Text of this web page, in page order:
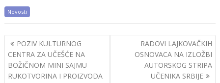
Novosti
Post
navigation
POZIV KULTURNOG
CENTRA ZA UČEŠĆE NA
BOŽIČNOM MINI SAJMU
RUKOTVORINA I PROIZVODA
RADOVI LAJKOVAČKIH
OSNOVACA NA IZLOŽBI
AUTORSKOG STRIPA
UČENIKA SRBIJE